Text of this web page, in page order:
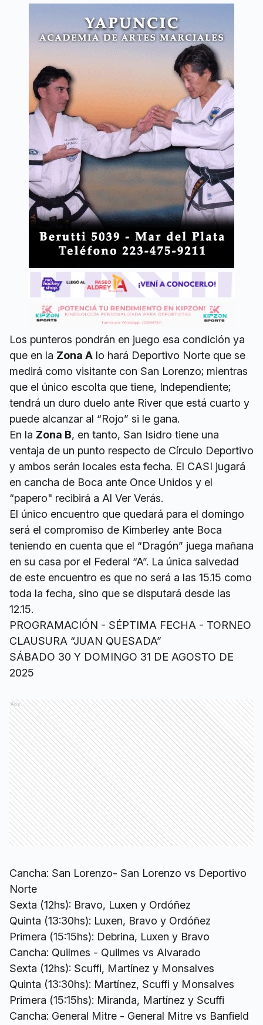
Los punteros pondrán en juego esa condición ya
que en la Zona A lo hará Deportivo Norte que se
medirá como visitante con San Lorenzo; mientras
que el único escolta que tiene, Independiente;
tendrá un duro duelo ante River que está cuarto y
puede alcanzar al “Rojo” si le gana.
En la Zona B, en tanto, San Isidro tiene una
ventaja de un punto respecto de Círculo Deportivo
y ambos serán locales esta fecha. El CASI jugará
en cancha de Boca ante Once Unidos y el
“papero" recibirá a Al Ver Verás.
El único encuentro que quedará para el domingo
será el compromiso de Kimberley ante Boca
teniendo en cuenta que el “Dragón” juega mañana
en su casa por el Federal “A”. La única salvedad
de este encuentro es que no será a las 15.15 como
toda la fecha, sino que se disputará desde las
12.15.
PROGRAMACIÓN - SÉPTIMA FECHA - TORNEO
CLAUSURA “JUAN QUESADA”
SÁBADO 30 Y DOMINGO 31 DE AGOSTO DE
2025
Ads
Cancha: San Lorenzo- San Lorenzo vs Deportivo
Norte
Sexta (12hs): Bravo, Luxen y Ordóñez
Quinta (13:30hs): Luxen, Bravo y Ordóñez
Primera (15:15hs): Debrina, Luxen y Bravo
Cancha: Quilmes - Quilmes vs Alvarado
Sexta (12hs): Scuffi, Martínez y Monsalves
Quinta (13:30hs): Martínez, Scuffi y Monsalves
Primera (15:15hs): Miranda, Martínez y Scuffi
Cancha: General Mitre - General Mitre vs Banfield